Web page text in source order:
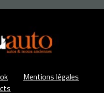
Mentions légales